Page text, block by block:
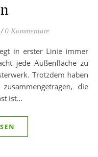
/ 0 Kommentare
jede Außenfläche zu
Trotzdem haben
die
ist…